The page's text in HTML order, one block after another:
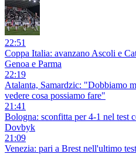
22:51
Coppa Italia: avanzano Ascoli e
Genoa e Parma
22:19
Atalanta, Samardzic: "Dobbiamo
vedere cosa possiamo fare"
21:41
Bologna: sconfitta per 4-1 nel test
Dovbyk
21:09
Venezia: pari a Brest nell'ultimo